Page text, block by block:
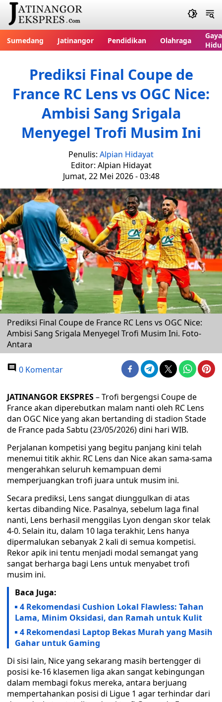
Sumedang Jatinangor Pendidikan Olahraga
Gaya
Prediksi Final Coupe de
France RC Lens vs OGC Nice:
Ambisi Sang Srigala
Menyegel Trofi Musim Ini
Penulis: Alpian Hidayat
Editor: Alpian Hidayat
Jumat, 22 Mei 2026 - 03:48
Prediksi Final Coupe de France RC Lens vs OGC Nice:
Ambisi Sang Srigala Menyegel Trofi Musim Ini. Foto-
Antara
0 Komentar
JATINANGOR EKSPRES– Trofi bergengsi Coupe de
France akan diperebutkan malam nanti oleh RC Lens
dan OGC Nice yang akan bertanding di stadion Stade
de France pada Sabtu (23/05/2026) dini hari WIB.
Perjalanan kompetisi yang begitu panjang kini telah
menemui titik akhir. RC Lens dan Nice akan sama-sama
mengerahkan seluruh kemampuan demi
memperjuangkan trofi juara untuk musim ini.
Secara prediksi, Lens sangat diunggulkan di atas
kertas dibanding Nice. Pasalnya, sebelum laga final
nanti, Lens berhasil menggilas Lyon dengan skor telak
4-0. Selain itu, dalam 10 laga terakhir, Lens hanya
dipermalukan sebanyak 2 kali di semua kompetisi.
Rekor apik ini tentu menjadi modal semangat yang
sangat berharga bagi Lens untuk menyabet trofi
musim ini.
Baca Juga:
4 Rekomendasi Cushion Lokal Flawless: Tahan
Lama, Minim Oksidasi, dan Ramah untuk Kulit
4 Rekomendasi Laptop Bekas Murah yang Masih
Gahar untuk Gaming
Di sisi lain, Nice yang sekarang masih bertengger di
posisi ke-16 klasemen liga akan sangat kebingungan
dalam membagi fokus mereka, antara berjuang
mempertahankan posisi di Ligue 1 agar terhindar dari